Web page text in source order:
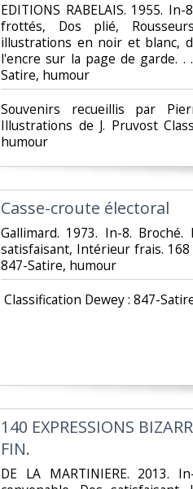
‎EDITIONS RABELAIS. 1955.
frottés, Dos plié,
illustrations en noir et blanc,
l'encre sur la page de garde. .
Satire, humour‎
‎Souvenirs recueillis par
Illustrations de J. Pruvost
humour‎
‎Casse-croute électoral‎
‎Gallimard. 1973. In-8.
satisfaisant, Intérieur frais. 168
847-Satire, humour‎
Classification Dewey : 847-
‎140 EXPRESSIONS
FIN.‎
‎DE LA MARTINIERE. 2013.